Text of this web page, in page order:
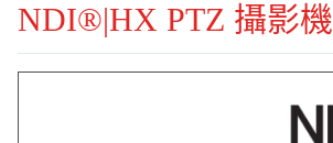
NDI®|HX PTZ 攝影機